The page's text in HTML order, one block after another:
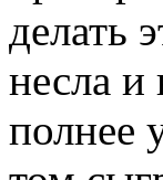
делать
несла
полнее